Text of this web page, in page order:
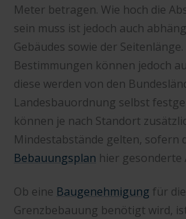
Meter betragen. Wie hoch die
sein muss ist jedoch auch
Gebäudes sowie der
Bestimmungen können jedoch
diese werden von den
Landesbauordnung selbst
können je nach Standort
Mindestabstände gelten, sofern
Bebauungsplan hier gesonderte
Ob eine Baugenehmigung für
Grenzbebauung benötigt wird,